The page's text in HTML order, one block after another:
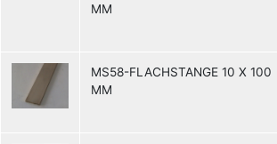
MM
MS58-FLACHSTANGE 10 X 100
MM